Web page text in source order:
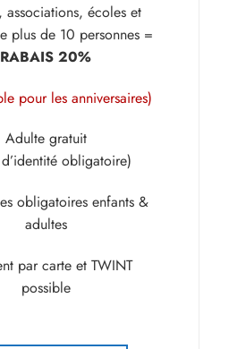
associations, écoles et
plus de 10 personnes =
RABAIS 20%
pour les anniversaires)
Adulte gratuit
obligatoire)
obligatoires enfants &
adultes
par carte et TWINT
possible